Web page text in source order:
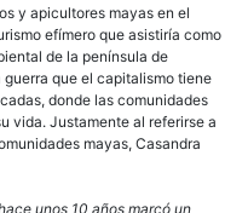
y apicultores mayas en el
efímero que asistiría como
de la península de
que el capitalismo tiene
donde las comunidades
vida. Justamente al referirse a
mayas, Casandra
unos 10 años marcó un